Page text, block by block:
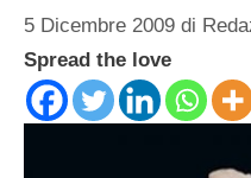
5 Dicembre 2009 di
Spread the love